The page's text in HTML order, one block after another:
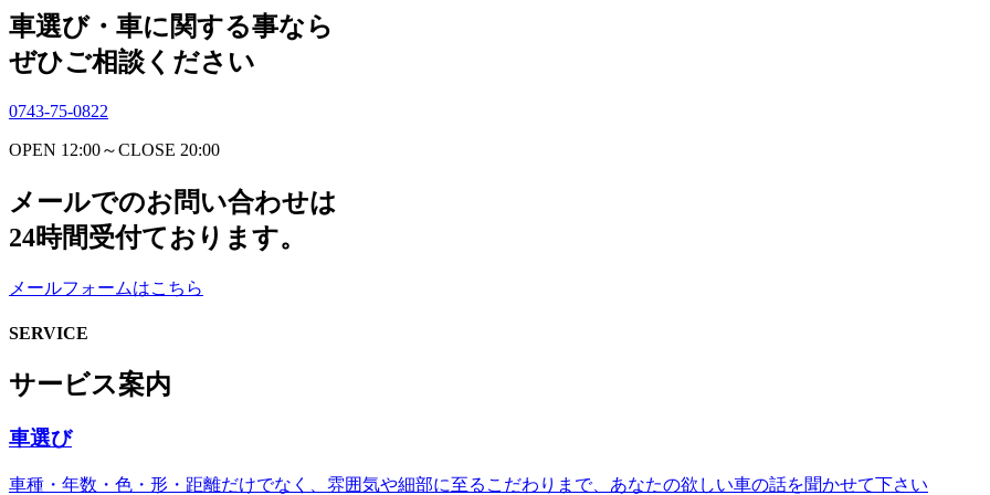
車選び・車に関する事なら
ぜひご相談ください
0743-75-0822
OPEN 12:00～CLOSE 20:00
メールでのお問い合わせは
24時間受付ております。
メールフォームはこちら
SERVICE
サービス案内
車選び
車種・年数・色・形・距離だけでなく、雰囲気や細部に至るこだわりまで、あなたの欲しい車の話を聞かせて下さい